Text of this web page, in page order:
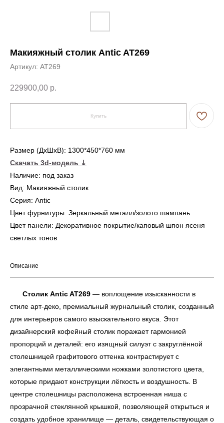
Макияжный столик Antic AT269
Артикул: AT269
229900,00 р.
Купить
Размер (ДxШxВ): 1300*450*760 мм
Скачать 3d-модель ⤓
Наличие: под заказ
Вид: Макияжный столик
Серия: Antic
Цвет фурнитуры: Зеркальный металл/золото шампань
Цвет панели: Декоративное покрытие/каповый шпон ясеня
светлых тонов
Описание
Столик Antic AT269 — воплощение изысканности в
стиле арт-деко, премиальный журнальный столик, созданный
для интерьеров самого взыскательного вкуса. Этот
дизайнерский кофейный столик поражает гармонией
пропорций и деталей: его изящный силуэт с закруглённой
столешницей графитового оттенка контрастирует с
элегантными металлическими ножками золотистого цвета,
которые придают конструкции лёгкость и воздушность. В
центре столешницы расположена встроенная ниша с
прозрачной стеклянной крышкой, позволяющей открыться и
создать удобное хранилище — деталь, свидетельствующая о